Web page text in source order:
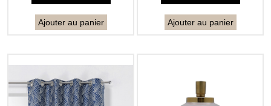
Ajouter au panier Ajouter au panier